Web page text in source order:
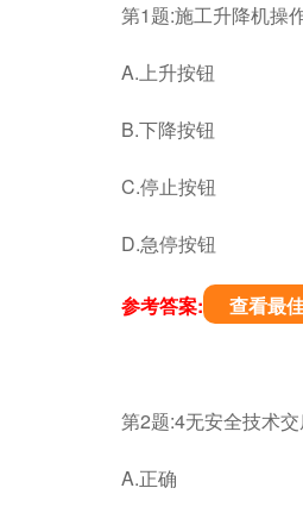
第1题:施工升降机操
A.上升按钮
B.下降按钮
C.停止按钮
D.急停按钮
参考答案: 查看最
第2题:4无安全技术交
A.正确